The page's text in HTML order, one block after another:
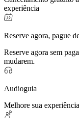
experiência
Reserve agora, pague
Reserve agora sem
mudarem.
Audioguia
Melhore sua